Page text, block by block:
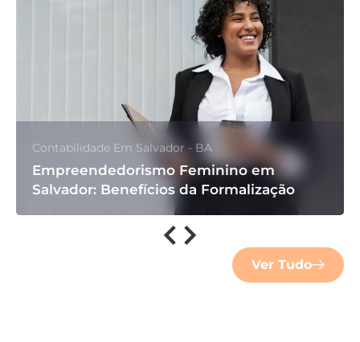
Contabilidade Em Salvador - BA
Empreendedorismo Feminino em
Salvador: Benefícios da Formalização
Ver Tudo